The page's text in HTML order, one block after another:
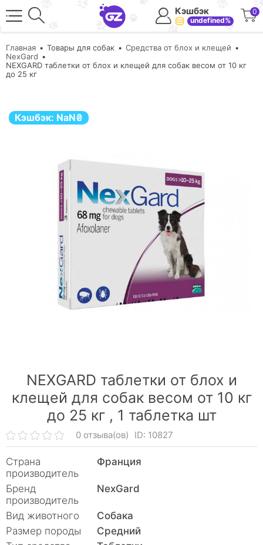
Кэшбэк
undefined%
0
Главная Товары для собак
Средства от блох и клещей
NexGard
NEXGARD таблетки от блох и клещей для собак весом от 10 кг
до 25 кг
Кэшбэк: NaN₴
NEXGARD таблетки от блох и
клещей для собак весом от 10 кг
до 25 кг , 1 таблетка шт
0 отзыва(ов) ID: 10827
Страна
производитель
Франция
Бренд
производитель
NexGard
Вид животного
Собака
Размер породы
Средний